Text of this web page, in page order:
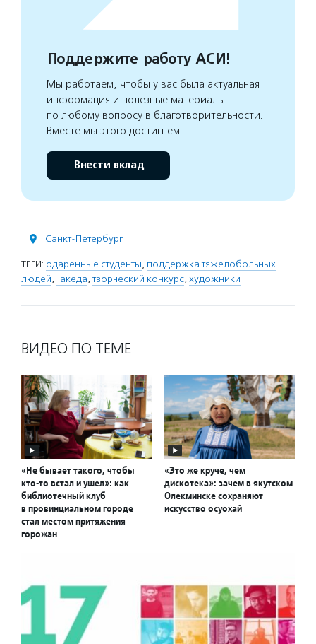
Поддержите работу АСИ!
Мы работаем, чтобы у вас была актуальная
информация и полезные материалы
по любому вопросу в благотворительности.
Вместе мы этого достигнем
Внести вклад
Санкт-Петербург
ТЕГИ: одаренные студенты, поддержка тяжелобольных
людей, Такеда,творческий конкурс, художники
ВИДЕО ПО ТЕМЕ
«Не бывает такого, чтобы
кто-то встал и ушел»: как
библиотечный клуб
в провинциальном городе
стал местом притяжения
горожан
«Это же круче, чем
дискотека»: зачем в якутском
Олекминске сохраняют
искусство осуохай